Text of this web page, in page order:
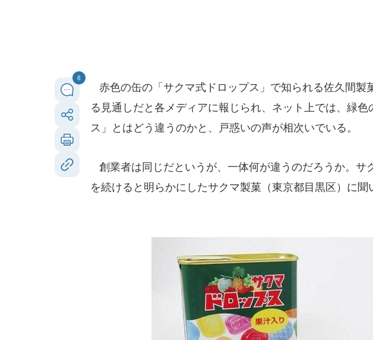
8
赤色の缶の「サクマ式ドロップス」で知られる佐久間製
る見通しだと各メディアに報じられ、ネット上では、緑
ス」とはどう違うのかと、戸惑いの声が相次いでいる。
創業者は同じだというが、一体何が違うのだろうか。サ
を続けると明らかにしたサクマ製菓（東京都目黒区）に聞